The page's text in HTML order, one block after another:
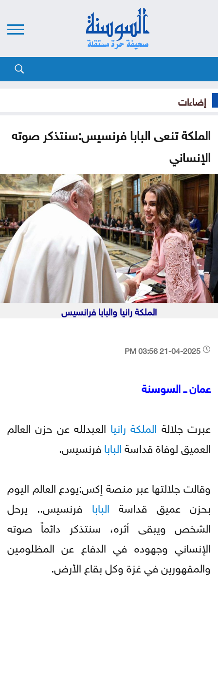
إضاءات
الملكة تنعى البابا فرنسيس:سنتذكر صوته
الإنساني
الملكة رانيا والبابا فرانسيس
عمان ــ السوسنة
عبرت جلالة الملكة رانيا العبدلله عن حزن العالم
العميق لوفاة قداسةالبابافرنسيس.
وقالت جلالتها عبر منصة إكس:يودع العالم اليوم
بحزن عميق قداسة البابا فرنسيس.. يرحل
الشخص ويبقى أثره، سنتذكر دائماً صوته
الإنساني وجهوده في الدفاع عن المظلومين
والمقهورين في غزة وكل بقاع الأرض.